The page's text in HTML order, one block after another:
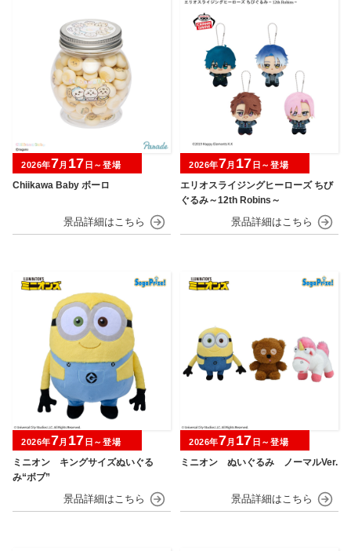
Chiikawa Baby ボーロ
2026年7月 17 日～登場
エリオスライジングヒーローズ ちび
ぐるみ～12th Robins～
2026年7月 17 日～登場
ミニオン キングサイズぬいぐる
み“ボブ”
2026年7月 17 日～登場
ミニオン ぬいぐるみ ノーマルVer.
2026年7月 17 日～登場